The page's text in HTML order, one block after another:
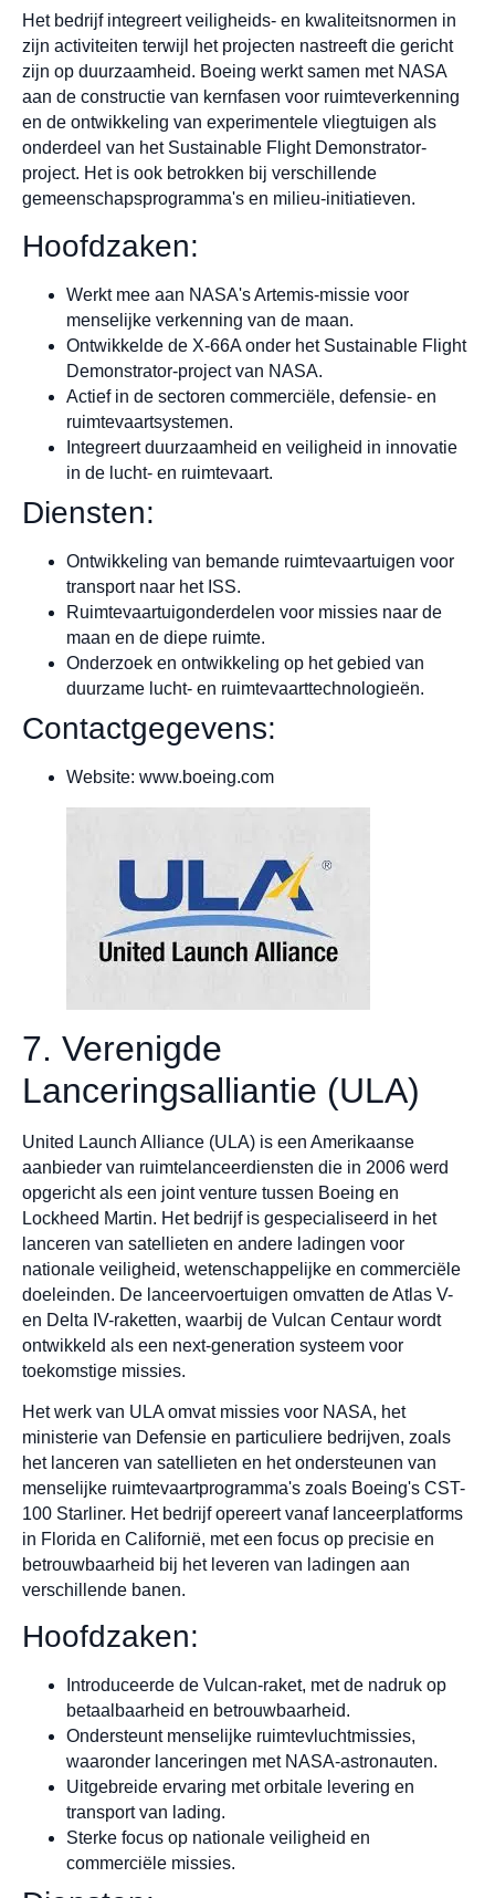
Het bedrijf integreert veiligheids- en kwaliteitsnormen in
zijn activiteiten terwijl het projecten nastreeft die gericht
zijn op duurzaamheid. Boeing werkt samen met NASA
aan de constructie van kernfasen voor ruimteverkenning
en de ontwikkeling van experimentele vliegtuigen als
onderdeel van het Sustainable Flight Demonstrator-
project. Het is ook betrokken bij verschillende
gemeenschapsprogramma's en milieu-initiatieven.
Hoofdzaken:
Werkt mee aan NASA's Artemis-missie voor
menselijke verkenning van de maan.
Ontwikkelde de X-66A onder het Sustainable Flight
Demonstrator-project van NASA.
Actief in de sectoren commerciële, defensie- en
ruimtevaartsystemen.
Integreert duurzaamheid en veiligheid in innovatie
in de lucht- en ruimtevaart.
Diensten:
Ontwikkeling van bemande ruimtevaartuigen voor
transport naar het ISS.
Ruimtevaartuigonderdelen voor missies naar de
maan en de diepe ruimte.
Onderzoek en ontwikkeling op het gebied van
duurzame lucht- en ruimtevaarttechnologieën.
Contactgegevens:
Website: www.boeing.com
7. Verenigde
Lanceringsalliantie (ULA)
United Launch Alliance (ULA) is een Amerikaanse
aanbieder van ruimtelanceerdiensten die in 2006 werd
opgericht als een joint venture tussen Boeing en
Lockheed Martin. Het bedrijf is gespecialiseerd in het
lanceren van satellieten en andere ladingen voor
nationale veiligheid, wetenschappelijke en commerciële
doeleinden. De lanceervoertuigen omvatten de Atlas V-
en Delta IV-raketten, waarbij de Vulcan Centaur wordt
ontwikkeld als een next-generation systeem voor
toekomstige missies.
Het werk van ULA omvat missies voor NASA, het
ministerie van Defensie en particuliere bedrijven, zoals
het lanceren van satellieten en het ondersteunen van
menselijke ruimtevaartprogramma's zoals Boeing's CST-
100 Starliner. Het bedrijf opereert vanaf lanceerplatforms
in Florida en Californië, met een focus op precisie en
betrouwbaarheid bij het leveren van ladingen aan
verschillende banen.
Hoofdzaken:
Introduceerde de Vulcan-raket, met de nadruk op
betaalbaarheid en betrouwbaarheid.
Ondersteunt menselijke ruimtevluchtmissies,
waaronder lanceringen met NASA-astronauten.
Uitgebreide ervaring met orbitale levering en
transport van lading.
Sterke focus op nationale veiligheid en
commerciële missies.